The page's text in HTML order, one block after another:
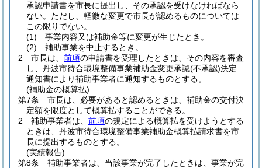
承認申請書を市長に提出し、その承認を受けなければなら
ない。 ただし、軽微な変更で市長が認めるものについては
この限りでない。
(1)
事業内容又は補助金等に変更が生じたとき。
(2)
補助事業を中止するとき。
2
市長は、 前項の申請書を受理したときは、その内容を審査
し、丹波市待合環境整備事業補助金変更承認(不承認)決定
通知書により補助事業者に通知するものとする。
(補助金の概算払)
第7条
市長は、必要があると認めるときは、補助金の交付決
定額を限度として概算払することができる。
2
補助事業者は、 前項の規定による概算払を受けようとする
ときは、丹波市待合環境整備事業補助金概算払請求書を市
長に提出するものとする。
(実績報告)
第8条
補助事業者は、当該事業が完了したときは、事業が完